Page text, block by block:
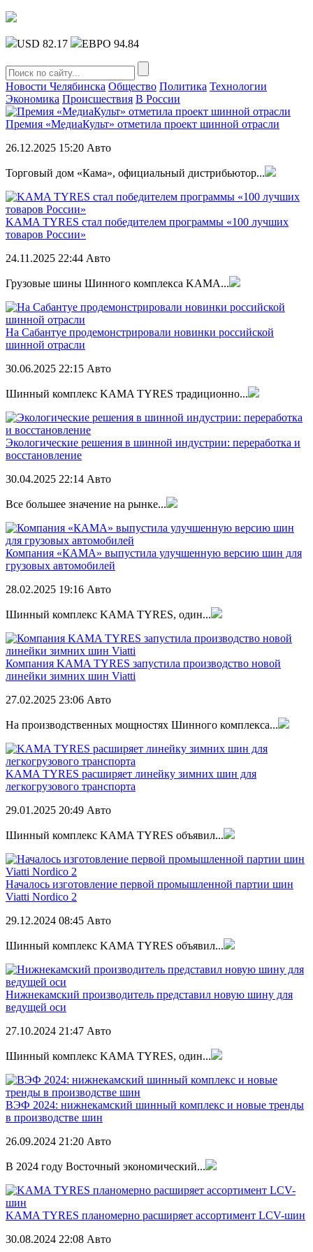
USD 82.17 ЕВРО 94.84
Новости Челябинска Общество Политика Технологии
Экономика Происшествия В России
Премия «МедиаКульт» отметила проект шинной отрасли
26.12.2025 15:20 Авто
Торговый дом «Кама», официальный дистрибьютор...
KAMA TYRES стал победителем программы «100 лучших
товаров России»
24.11.2025 22:44 Авто
Грузовые шины Шинного комплекса KAMA...
На Сабантуе продемонстрировали новинки российской
шинной отрасли
30.06.2025 22:15 Авто
Шинный комплекс KAMA TYRES традиционно...
Экологические решения в шинной индустрии: переработка и
восстановление
30.04.2025 22:14 Авто
Все большее значение на рынке...
Компания «КАМА» выпустила улучшенную версию шин для
грузовых автомобилей
28.02.2025 19:16 Авто
Шинный комплекс KAMA TYRES, один...
Компания KAMA TYRES запустила производство новой
линейки зимних шин Viatti
27.02.2025 23:06 Авто
На производственных мощностях Шинного комплекса...
KAMA TYRES расширяет линейку зимних шин для
легкогрузового транспорта
29.01.2025 20:49 Авто
Шинный комплекс KAMA TYRES объявил...
Началось изготовление первой промышленной партии шин
Viatti Nordico 2
29.12.2024 08:45 Авто
Шинный комплекс KAMA TYRES объявил...
Нижнекамский производитель представил новую шину для
ведущей оси
27.10.2024 21:47 Авто
Шинный комплекс KAMA TYRES, один...
ВЭФ 2024: нижнекамский шинный комплекс и новые тренды
в производстве шин
26.09.2024 21:20 Авто
В 2024 году Восточный экономический...
KAMA TYRES планомерно расширяет ассортимент LCV-шин
30.08.2024 22:08 Авто